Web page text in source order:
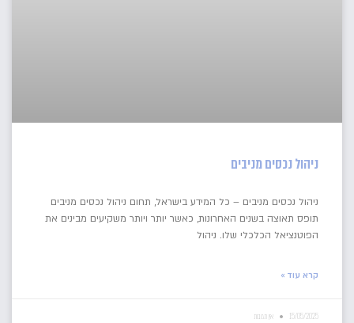
ניהול נכסים מניבים
ניהול נכסים מניבים – כל המידע בישראל, תחום ניהול נכסים מניבים
תופס תאוצה בשנים האחרונות, כאשר יותר ויותר משקיעים מבינים את
הפוטנציאל הכלכלי שלו. ניהול
קרא עוד »
15/05/2025 אין תגובות